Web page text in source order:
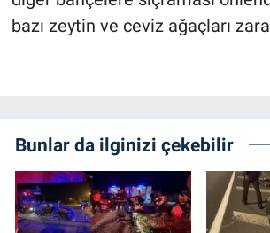
bazı zeytin ve ceviz ağaçları
Bunlar da ilginizi çekebilir